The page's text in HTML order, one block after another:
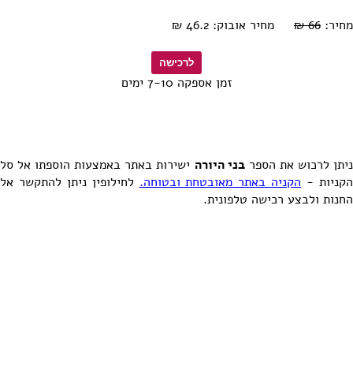
מחיר: 66 ₪ מחיר אובוק: 46.2 ₪
זמן אספקה 7-10 ימים
ניתן לרכוש את הספרבני היורה ישירות באתר באמצעות הוספתו אל סל
הקניות - הקניה באתר מאובטחת ובטוחה. לחילופין ניתן להתקשר אל
החנות ולבצע רכישה טלפונית.